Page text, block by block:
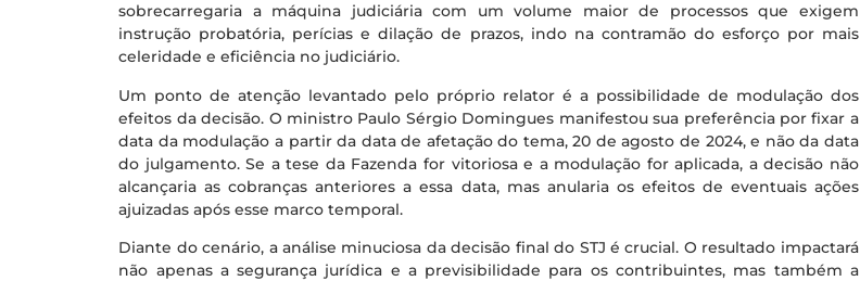
sobrecarregaria a máquina judiciária com um volume maior de processos que exigem
instrução probatória, perícias e dilação de prazos, indo na contramão do esforço por mais
celeridade e eficiência no judiciário.
Um ponto de atenção levantado pelo próprio relator é a possibilidade de modulação dos
efeitos da decisão. O ministro Paulo Sérgio Domingues manifestou sua preferência por fixar a
data da modulação a partir da data de afetação do tema, 20 de agosto de 2024, e não da data
do julgamento. Se a tese da Fazenda for vitoriosa e a modulação for aplicada, a decisão não
alcançaria as cobranças anteriores a essa data, mas anularia os efeitos de eventuais ações
ajuizadas após esse marco temporal.
Diante do cenário, a análise minuciosa da decisão final do STJ é crucial. O resultado impactará
não apenas a segurança jurídica e a previsibilidade para os contribuintes, mas também a